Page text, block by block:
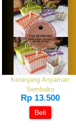
Keranjang Anyaman
Sembako
Rp 13.500
Beli